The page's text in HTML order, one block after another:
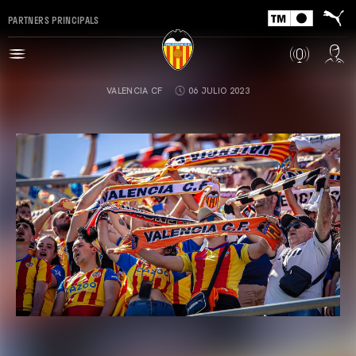
PARTNERS PRINCIPALS
VALENCIA CF 06 JULIO 2023